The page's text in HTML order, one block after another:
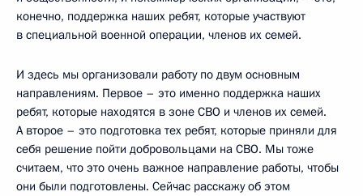
конечно, поддержка наших ребят, которые участвуют
в специальной военной операции, членов их семей.
И здесь мы организовали работу по двум основным
направлениям. Первое – это именно поддержка наших
ребят, которые находятся в зоне СВО и членов их семей.
А второе – это подготовка тех ребят, которые приняли для
себя решение пойти добровольцами на СВО. Мы тоже
считаем, что это очень важное направление работы, чтобы
они были подготовлены. Сейчас расскажу об этом